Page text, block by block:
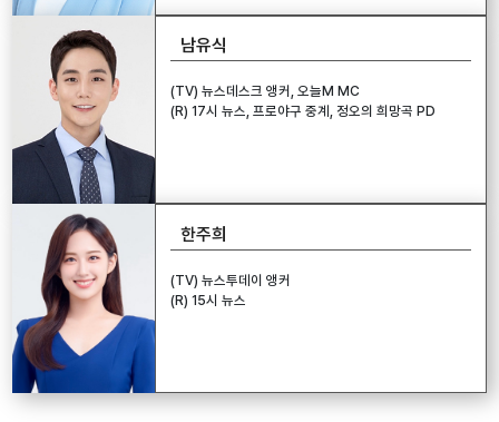
남유식
(TV) 뉴스데스크 앵커, 오늘M MC
(R) 17시 뉴스, 프로야구 중계, 정오의 희망곡 PD
한주희
(TV) 뉴스투데이 앵커
(R) 15시 뉴스